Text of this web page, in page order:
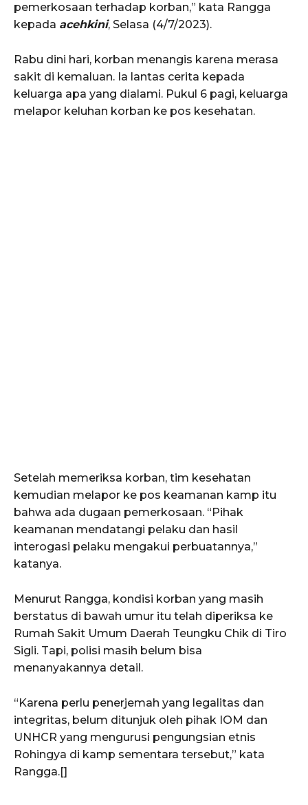
ACEHKINI.ID
Situs Berita Aceh Terkini
pemerkosaan terhadap korban,” kata Rangga
kepada acehkini, Selasa (4/7/2023).
Rabu dini hari, korban menangis karena merasa
sakit di kemaluan. Ia lantas cerita kepada
keluarga apa yang dialami. Pukul 6 pagi, keluarga
melapor keluhan korban ke pos kesehatan.
Setelah memeriksa korban, tim kesehatan
kemudian melapor ke pos keamanan kamp itu
bahwa ada dugaan pemerkosaan. “Pihak
keamanan mendatangi pelaku dan hasil
interogasi pelaku mengakui perbuatannya,”
katanya.
Menurut Rangga, kondisi korban yang masih
berstatus di bawah umur itu telah diperiksa ke
Rumah Sakit Umum Daerah Teungku Chik di Tiro
Sigli. Tapi, polisi masih belum bisa
menanyakannya detail.
“Karena perlu penerjemah yang legalitas dan
integritas, belum ditunjuk oleh pihak IOM dan
UNHCR yang mengurusi pengungsian etnis
Rohingya di kamp sementara tersebut,” kata
Rangga.[]